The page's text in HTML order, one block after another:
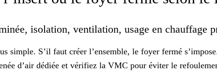
isolation, ventilation, usage en chauffage
simple. S’il faut créer l’ensemble, le foyer fermé
d’air dédiée et vérifiez la VMC pour éviter le